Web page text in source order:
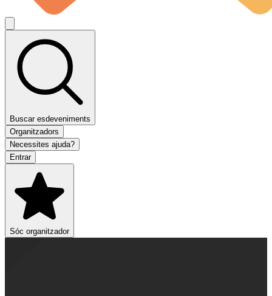
Buscar esdeveniments
Organitzadors
Necessites ajuda?
Entrar
Sóc organitzador